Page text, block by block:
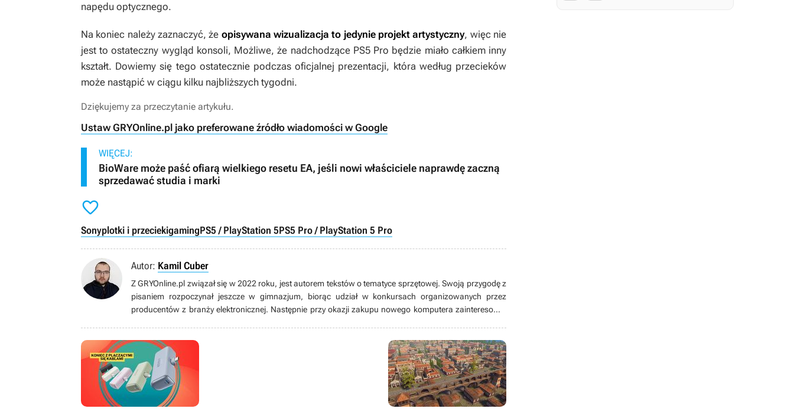
napędu optycznego.
Na koniec należy zaznaczyć, że opisywana wizualizacja to jedynie projekt artystyczny, więc nie
jest to ostateczny wygląd konsoli, Możliwe, że nadchodzące PS5 Pro będzie miało całkiem inny
kształt. Dowiemy się tego ostatecznie podczas oficjalnej prezentacji, która według przecieków
może nastąpić w ciągu kilku najbliższych tygodni.
Dziękujemy za przeczytanie artykułu.
Ustaw GRYOnline.pl jako preferowane źródło wiadomości w Google
WIĘCEJ:
BioWare może paść ofiarą wielkiego resetu EA, jeśli nowi właściciele naprawdę zaczną
sprzedawać studia i marki

Sonyplotki i przeciekigamingPS5 / PlayStation 5PS5 Pro / PlayStation 5 Pro
Autor: Kamil Cuber
Z GRYOnline.pl związał się w 2022 roku, jest autorem tekstów o tematyce sprzętowej. Swoją przygodę z
pisaniem rozpoczynał jeszcze w gimnazjum, biorąc udział w konkursach organizowanych przez
producentów z branży elektronicznej. Następnie przy okazji zakupu nowego komputera zainteresował